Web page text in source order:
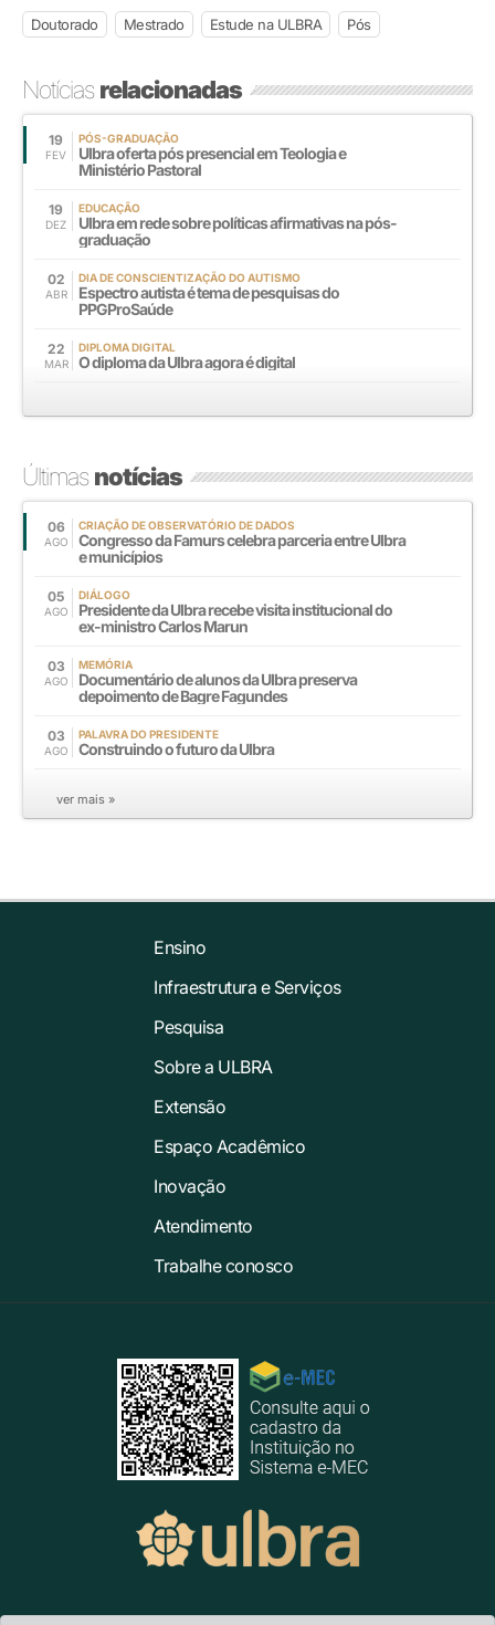
Doutorado Mestrado Estude na ULBRA Pós
Notíciasrelacionadas
19
FEV
PÓS-GRADUAÇÃO
Ulbra oferta pós presencial em Teologia e
Ministério Pastoral
19
DEZ
EDUCAÇÃO
Ulbra em rede sobre políticas afirmativas na pós-
graduação
02
ABR
DIA DE CONSCIENTIZAÇÃO DO AUTISMO
Espectro autista é tema de pesquisas do
PPGProSaúde
22
MAR
DIPLOMA DIGITAL
O diploma da Ulbra agora é digital
Últimasnotícias
06
AGO
CRIAÇÃO DE OBSERVATÓRIO DE DADOS
Congresso da Famurs celebra parceria entre Ulbra
e municípios
05
AGO
DIÁLOGO
Presidente da Ulbra recebe visita institucional do
ex-ministro Carlos Marun
03
AGO
MEMÓRIA
Documentário de alunos da Ulbra preserva
depoimento de Bagre Fagundes
03
AGO
PALAVRA DO PRESIDENTE
Construindo o futuro da Ulbra
ver mais »
Ensino
Infraestrutura e Serviços
Pesquisa
Sobre a ULBRA
Extensão
Espaço Acadêmico
Inovação
Atendimento
Trabalhe conosco